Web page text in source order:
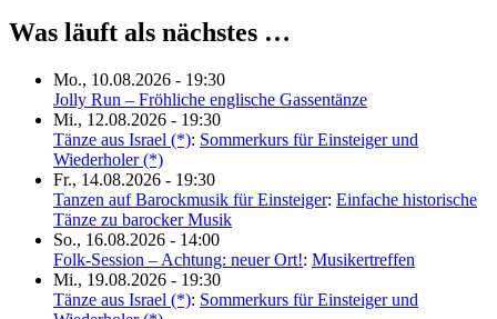
Was läuft als nächstes …
Mo., 10.08.2026 - 19:30
Jolly Run – Fröhliche englische Gassentänze
Mi., 12.08.2026 - 19:30
Tänze aus Israel (*): Sommerkurs für Einsteiger und
Wiederholer (*)
Fr., 14.08.2026 - 19:30
Tanzen auf Barockmusik für Einsteiger: Einfache historische
Tänze zu barocker Musik
So., 16.08.2026 - 14:00
Folk-Session – Achtung: neuer Ort!: Musikertreffen
Mi., 19.08.2026 - 19:30
Tänze aus Israel (*): Sommerkurs für Einsteiger und